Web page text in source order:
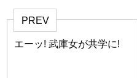
PREV
エーッ! 武庫女が共学に!